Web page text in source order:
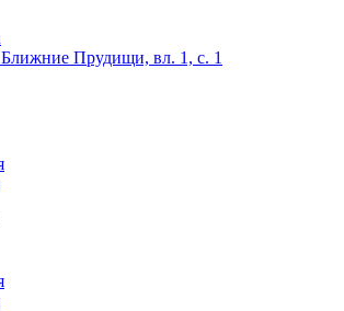
Прудищи, вл. 1, с. 1